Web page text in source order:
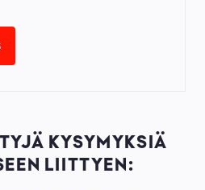
KYSYMYKSIÄ
LIITTYEN: